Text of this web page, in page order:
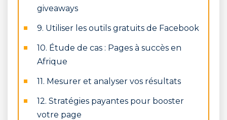
giveaways
9. Utiliser les outils gratuits de Facebook
10. Étude de cas : Pages à succès en
Afrique
11. Mesurer et analyser vos résultats
12. Stratégies payantes pour booster
votre page